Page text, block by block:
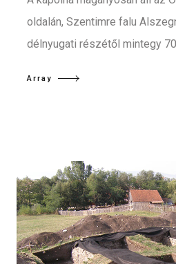
oldalán, Szentimre falu
délnyugati részétől mintegy
Array